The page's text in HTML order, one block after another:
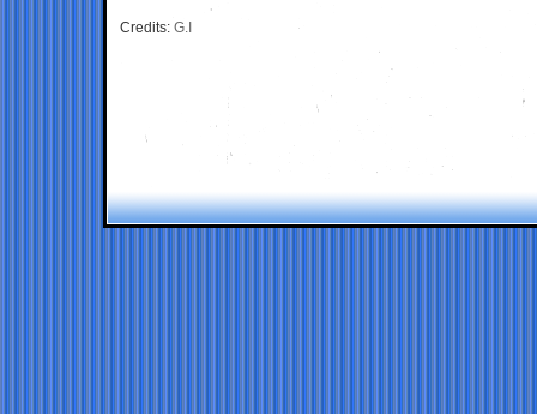
Credits: G.I